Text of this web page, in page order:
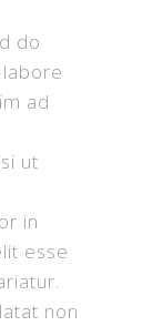
do
ad
ut
in
esse
non